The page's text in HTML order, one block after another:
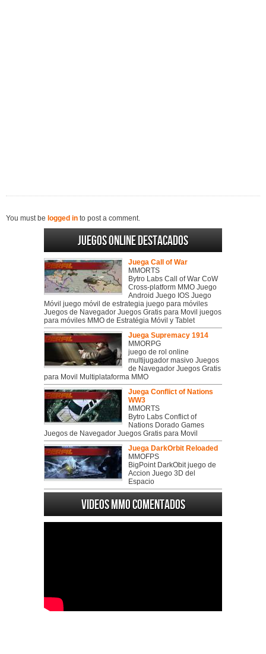
You must be logged in to post a comment.
Juegos online destacados
Juega Call of War
MMORTS
Bytro Labs Call of War CoW
Cross-platform MMO Juego
Android Juego IOS Juego
Móvil juego móvil de estrategia juego para móviles
Juegos de Navegador Juegos Gratis para Movil juegos
para móviles MMO de Estratégia Móvil y Tablet
Juega Supremacy 1914
MMORPG
juego de rol online
multijugador masivo Juegos
de Navegador Juegos Gratis
para Movil Multiplataforma MMO
Juega Conflict of Nations
WW3
MMORTS
Bytro Labs Conflict of
Nations Dorado Games
Juegos de Navegador Juegos Gratis para Movil
Juega DarkOrbit Reloaded
MMOFPS
BigPoint DarkObit juego de
Accion Juego 3D del
Espacio
Videos MMO Comentados